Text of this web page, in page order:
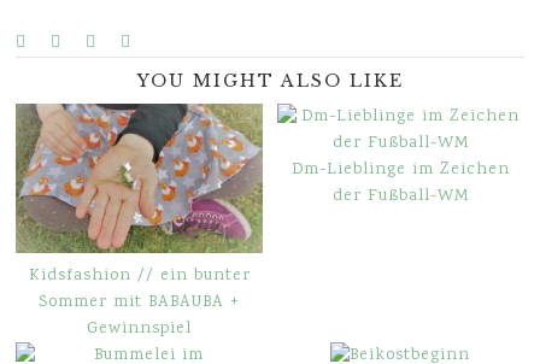
YOU MIGHT ALSO LIKE
Kidsfashion // ein bunter
Sommer mit BABAUBA +
Gewinnspiel
Dm-Lieblinge im Zeichen
der Fußball-WM